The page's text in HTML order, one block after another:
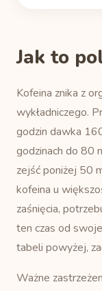
Jak to
Kofeina znika z
wykładniczego.
godzin dawka
godzinach do 80
zejść poniżej 50
kofeina u
zaśnięcia,
ten czas od
tabeli powyżej,
Ważne